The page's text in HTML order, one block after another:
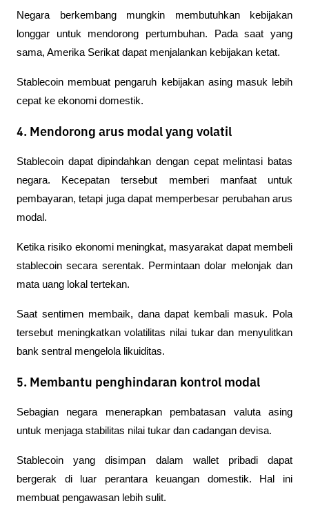
Negara berkembang mungkin membutuhkan kebijakan
longgar untuk mendorong pertumbuhan. Pada saat yang
sama, Amerika Serikat dapat menjalankan kebijakan ketat.
Stablecoin membuat pengaruh kebijakan asing masuk lebih
cepat ke ekonomi domestik.
4. Mendorong arus modal yang volatil
Stablecoin dapat dipindahkan dengan cepat melintasi batas
negara. Kecepatan tersebut memberi manfaat untuk
pembayaran, tetapi juga dapat memperbesar perubahan arus
modal.
Ketika risiko ekonomi meningkat, masyarakat dapat membeli
stablecoin secara serentak. Permintaan dolar melonjak dan
mata uang lokal tertekan.
Saat sentimen membaik, dana dapat kembali masuk. Pola
tersebut meningkatkan volatilitas nilai tukar dan menyulitkan
bank sentral mengelola likuiditas.
5. Membantu penghindaran kontrol modal
Sebagian negara menerapkan pembatasan valuta asing
untuk menjaga stabilitas nilai tukar dan cadangan devisa.
Stablecoin yang disimpan dalam wallet pribadi dapat
bergerak di luar perantara keuangan domestik. Hal ini
membuat pengawasan lebih sulit.